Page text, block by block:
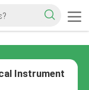
Instrument